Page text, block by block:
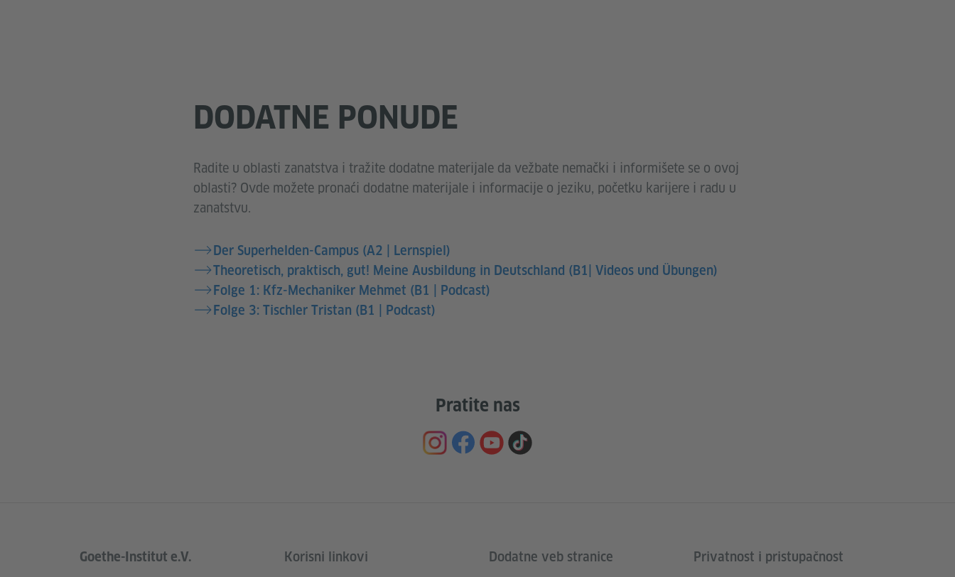
DODATNE PONUDE
Radite u oblasti zanatstva i tražite dodatne materijale da vežbate nemački i informišete se o ovoj
oblasti? Ovde možete pronaći dodatne materijale i informacije o jeziku, početku karijere i radu u
zanatstvu.
Der Superhelden-Campus (A2 | Lernspiel)
Theoretisch, praktisch, gut! Meine Ausbildung in Deutschland (B1| Videos und Übungen)
Folge 1: Kfz-Mechaniker Mehmet (B1 | Podcast)
Folge 3: Tischler Tristan (B1 | Podcast)
Pratite nas
Service- und Informationsbereich
Goethe-Institut e.V. Korisni linkovi Dodatne veb stranice Privatnost i pristupačnost